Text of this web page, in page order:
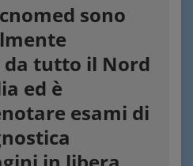
sono
tutto il Nord
ed è
esami di